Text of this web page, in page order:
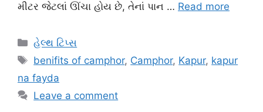
મીટર જેટલાં ઊંચા હોય છે, તેનાં પાન … Read more
Categories
હેલ્થ ટિપ્સ
Tags
benifits of camphor, Camphor, Kapur, kapur
na fayda
Leave a comment